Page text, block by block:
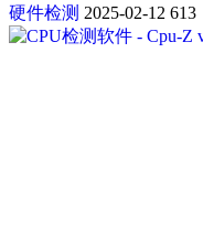
硬件检测 2025-02-12 613